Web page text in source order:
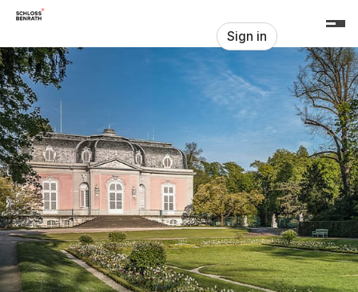
Skip header
Schloss Benrath
Sign in